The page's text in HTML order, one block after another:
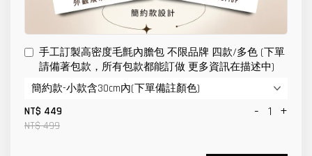
手工訂製高密度毛氈內膽包 不限品牌 四款/多色 (下單
請備著包款，所有包款都能訂做 更多資訊在描述中)
NT$ 449
NT$ 499
- +